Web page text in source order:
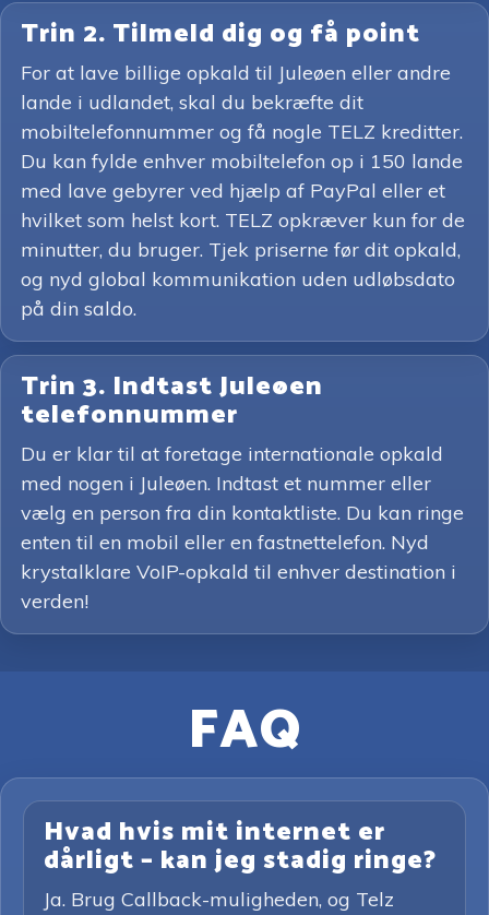
Trin 2. Tilmeld dig og få point
For at lave billige opkald til Juleøen eller andre
lande i udlandet, skal du bekræfte dit
mobiltelefonnummer og få nogle TELZ kreditter.
Du kan fylde enhver mobiltelefon op i 150 lande
med lave gebyrer ved hjælp af PayPal eller et
hvilket som helst kort. TELZ opkræver kun for de
minutter, du bruger. Tjek priserne før dit opkald,
og nyd global kommunikation uden udløbsdato
på din saldo.
Trin 3. Indtast Juleøen
telefonnummer
Du er klar til at foretage internationale opkald
med nogen i Juleøen. Indtast et nummer eller
vælg en person fra din kontaktliste. Du kan ringe
enten til en mobil eller en fastnettelefon. Nyd
krystalklare VoIP-opkald til enhver destination i
verden!
FAQ
Hvad hvis mit internet er
dårligt – kan jeg stadig ringe?
Ja. Brug Callback-muligheden, og Telz